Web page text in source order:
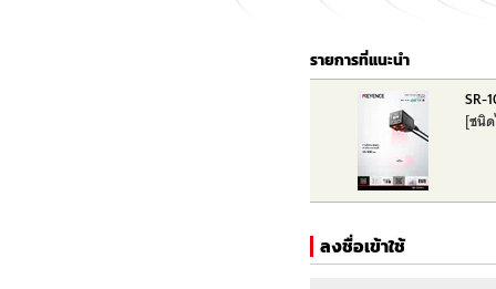
รายการที่แนะนำ
SR-
[ชนิ
ลงชื่อเข้าใช้